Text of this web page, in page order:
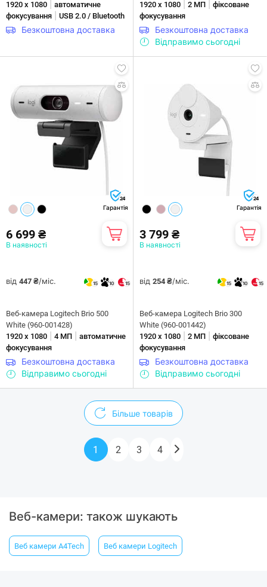
1920 х 1080
автоматичне
фокусування
USB 2.0 / Bluetooth
Безкоштовна доставка
1920 х 1080 2 МП
фіксоване
фокусування
Безкоштовна доставка
Відправимо сьогодні
24
Гарантія
6 699 ₴
В наявності
від 447 ₴/міс. 15 10 15
Веб-камера Logitech Brio 500
White (960-001428)
1920 х 1080
4 МП
автоматичне
фокусування
Безкоштовна доставка
Відправимо сьогодні
24
Гарантія
3 799 ₴
В наявності
від 254 ₴/міс. 15 10 15
Веб-камера Logitech Brio 300
White (960-001442)
1920 х 1080
2 МП
фіксоване
фокусування
Безкоштовна доставка
Відправимо сьогодні
Більше товарів
1 2 3 4
Веб-камери: також шукають
Веб камери A4Tech Веб камери Logitech